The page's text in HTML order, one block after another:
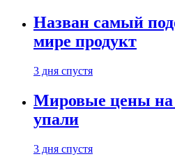
Назван самый
мире продукт
3 дня спустя
Мировые цены на
упали
3 дня спустя